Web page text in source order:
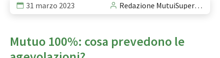
31 marzo 2023 Redazione MutuiSupermarket
Mutuo 100%: cosa prevedono le